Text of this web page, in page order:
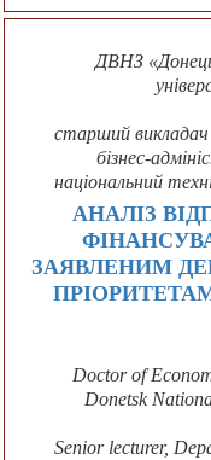
ДВНЗ
старший викладач
бізнес-
національний
АНАЛІЗ
ЗАЯВЛЕНИМ
Doctor of
Donetsk
Senior lecturer,